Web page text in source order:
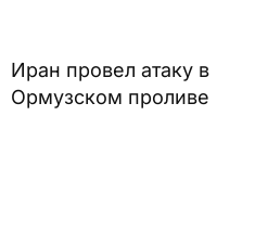
Иран провел атаку в
Ормузском проливе